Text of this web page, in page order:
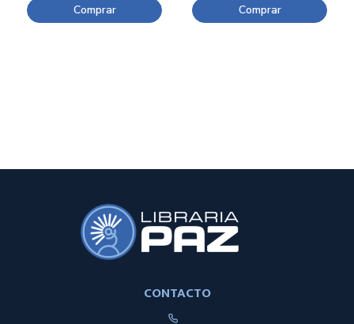
Comprar Comprar
CONTACTO